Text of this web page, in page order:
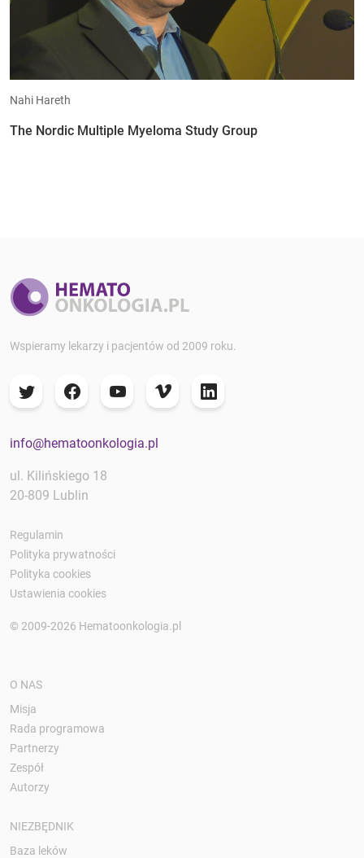
Nahi Hareth
The Nordic Multiple Myeloma Study Group
Wspieramy lekarzy i pacjentów od 2009 roku.
info@hematoonkologia.pl
ul. Kilińskiego 18
20-809 Lublin
Regulamin
Polityka prywatności
Polityka cookies
Ustawienia cookies
© 2009-2026 Hematoonkologia.pl
O NAS
Misja
Rada programowa
Partnerzy
Zespół
Autorzy
NIEZBĘDNIK
Baza leków